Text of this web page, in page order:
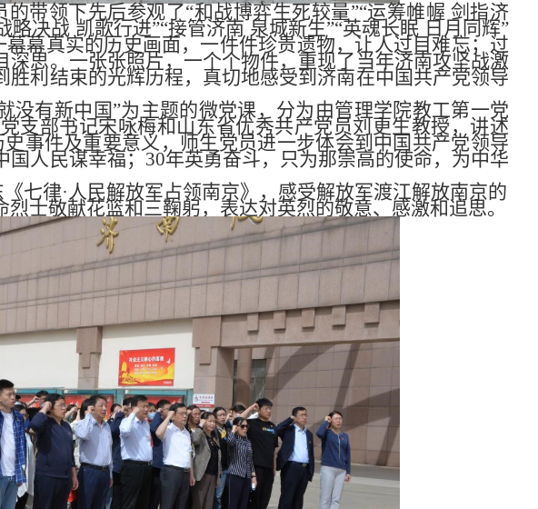
带领下先后参观了“和战博弈生死较量”“运筹帷幄 剑指济
略决战 凯歌行进”“接管济南 泉城新生”“英魂长眠 日月同辉”
幕真实的历史画面，一件件珍贵遗物，让人过目难忘；过
思。一张张照片，一个个物件，重现了当年济南攻坚战激
利结束的光辉历程，真切地感受到济南在中国共产党领导
没有新中国”为主题的微党课，分为由管理学院教工第一党
支部书记宋咏梅和山东省优秀共产党员刘更生教授，讲述
事件及重要意义，师生党员进一步体会到中国共产党领导
人民谋幸福；30年英勇奋斗，只为那崇高的使命，为中华
七律·人民解放军占领南京》，感受解放军渡江解放南京的
士敬献花篮和三鞠躬，表达对英烈的敬意、感激和追思。